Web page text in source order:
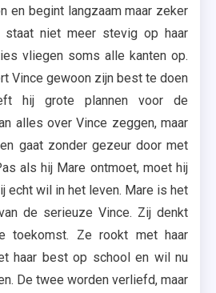
en begint langzaam maar zeker
staat niet meer stevig op haar
vliegen soms alle kanten op.
Vince gewoon zijn best te doen
hij grote plannen voor de
alles over Vince zeggen, maar
gaat zonder gezeur door met
als hij Mare ontmoet, moet hij
echt wil in het leven. Mare is het
de serieuze Vince. Zij denkt
toekomst. Ze rookt met haar
haar best op school en wil nu
De twee worden verliefd, maar